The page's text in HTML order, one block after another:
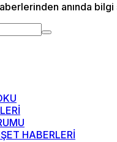
anında
HABERLERİ